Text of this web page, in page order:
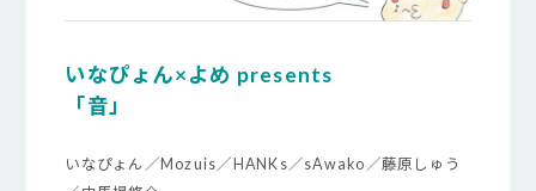
いなぴょん×よめ presents
「音」
いなぴょん／Mozuis／HANKs／sAwako／藤原しゅう